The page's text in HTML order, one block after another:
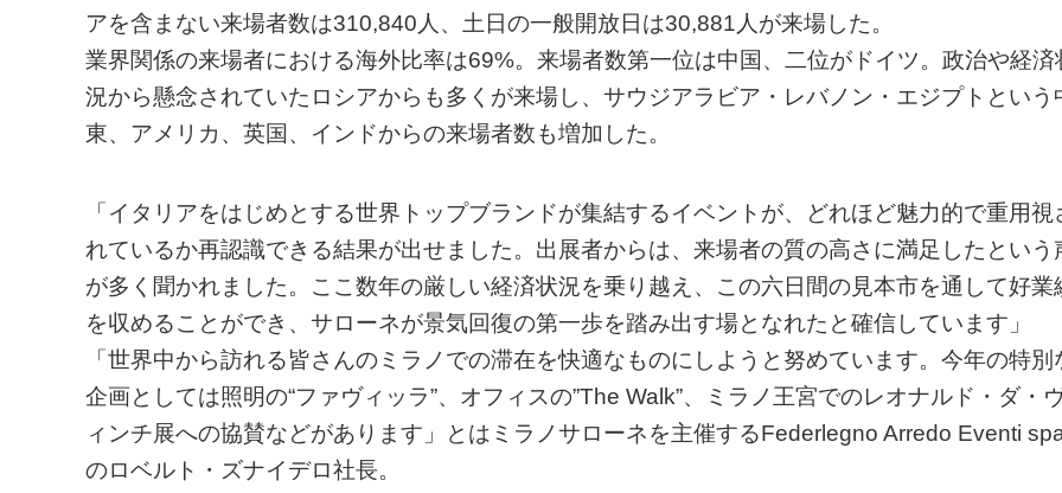
アを含まない来場者数は310,840人、土日の一般開放日は30,881人が来場した。
業界関係の来場者における海外比率は69%。来場者数第一位は中国、二位がドイツ。政治や経済
況から懸念されていたロシアからも多くが来場し、サウジアラビア・レバノン・エジプトという
東、アメリカ、英国、インドからの来場者数も増加した。
「イタリアをはじめとする世界トップブランドが集結するイベントが、どれほど魅力的で重用視
れているか再認識できる結果が出せました。出展者からは、来場者の質の高さに満足したという
が多く聞かれました。ここ数年の厳しい経済状況を乗り越え、この六日間の見本市を通して好業
を収めることができ、サローネが景気回復の第一歩を踏み出す場となれたと確信しています」
「世界中から訪れる皆さんのミラノでの滞在を快適なものにしようと努めています。今年の特別
企画としては照明の“ファヴィッラ”、オフィスの”The Walk”、ミラノ王宮でのレオナルド・ダ・
ィンチ展への協賛などがあります」とはミラノサローネを主催するFederlegno Arredo Eventi
のロベルト・ズナイデロ社長。